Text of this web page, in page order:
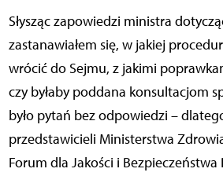
Słysząc zapowiedzi ministra
zastanawiałem się, w jakiej
wrócić do Sejmu, z jakimi
czy byłaby poddana konsultacjom
było pytań bez odpowiedzi –
przedstawicieli Ministerstwa
Forum dla Jakości i